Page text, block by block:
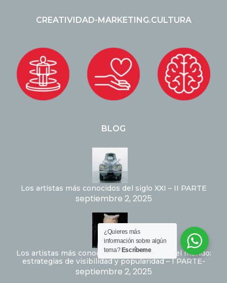
CREATIVIDAD-MARKETING.CULTURA
BLOG
Los artistas más conocidos del siglo XXI – II PARTE
septiembre 2, 2025
Los artistas más conocidos del siglo XXI en el mundo:
estrategias de visibilidad y popularidad – I PARTE-
septiembre 2, 2025
¿Quieres más
información sobre algún
tema? Escríbeme